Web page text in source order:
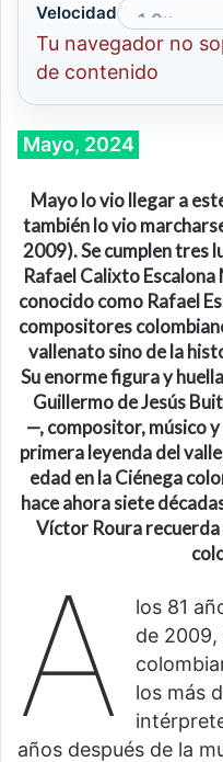
Velocidad
Tu navegador no
de contenido
Mayo, 2024
Mayo lo vio llegar a
también lo vio
2009). Se cumplen tres
Rafael Calixto
conocido como Rafael
compositores
vallenato sino de la
Su enorme figura y
Guillermo de Jesús
—,compositor, músico
primera leyenda del
edad en la Ciénega
haceahorasiete
Víctor Roura
A
los 81
de 2009,
los más
años después de la